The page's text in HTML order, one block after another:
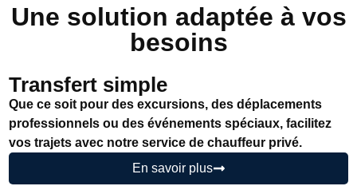
Une solution adaptée à vos
besoins
Transfert simple
Que ce soit pour des excursions, des déplacements
professionnels ou des événements spéciaux, facilitez
vos trajets avec notre service de chauffeur privé.
En savoir plus